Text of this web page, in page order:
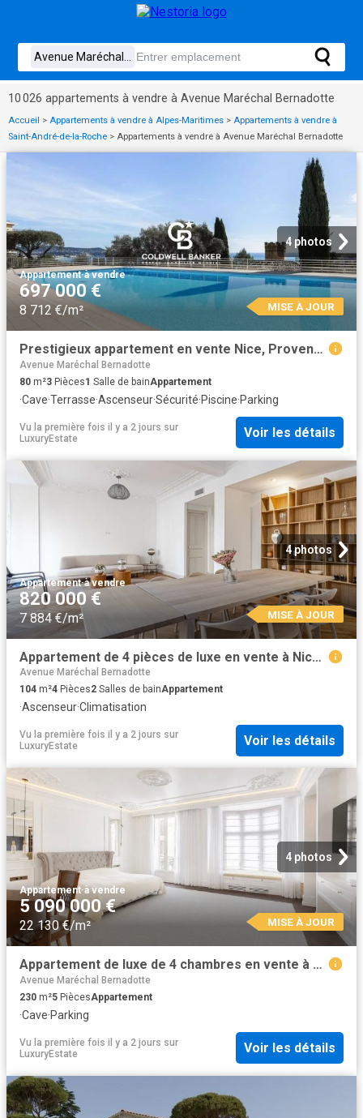
10 026 appartements à vendre à Avenue Maréchal Bernadotte
Accueil > Appartements à vendre à Alpes-Maritimes > Appartements à vendre à
Saint-André-de-la-Roche > Appartements à vendre à Avenue Maréchal Bernadotte
4 photos
Appartement·à vendre
697 000 €
8 712 €/m² MISE À JOUR
Prestigieux appartement en vente Nice, Provence Alpes Côte d'Azur
Avenue Maréchal Bernadotte
80 m²3 Pièces1 Salle de bainAppartement
·Cave·Terrasse·Ascenseur·Sécurité·Piscine·Parking
Vu la première fois il y a 2 jours sur
LuxuryEstate
Voir les détails
4 photos
Appartement·à vendre
820 000 €
7 884 €/m² MISE À JOUR
Appartement de 4 pièces de luxe en vente à Nice, Provence Alpes Côte d'Azur
Avenue Maréchal Bernadotte
104 m²4 Pièces2 Salles de bainAppartement
·Ascenseur·Climatisation
Vu la première fois il y a 2 jours sur
LuxuryEstate
Voir les détails
4 photos
Appartement·à vendre
5 090 000 €
22 130 €/m² MISE À JOUR
Appartement de luxe de 4 chambres en vente à Nice, Provence Alpes Côte d'Azur
Avenue Maréchal Bernadotte
230 m²5 PiècesAppartement
·Cave·Parking
Vu la première fois il y a 2 jours sur
LuxuryEstate
Voir les détails